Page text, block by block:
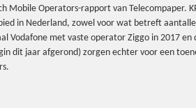
Mobile Operators-rapport van Telecompaper.
in Nederland, zowel voor wat betreft
Vodafone met vaste operator Ziggo in 2017 en
dit jaar afgerond) zorgen echter voor een